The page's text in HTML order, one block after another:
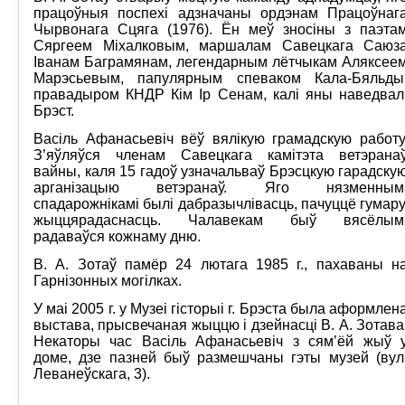
працоўныя поспехі адзначаны ордэнам
Чырвонага Сцяга (1976). Ён меў зносіны з
Сяргеем Міхалковым, маршалам Савецкага
Іванам Баграмянам, легендарным лётчыкам
Марэсьевым, папулярным спеваком Кала-
правадыром КНДР Кім Ір Сенам, калі яны
Брэст.
Васіль Афанасьевіч вёў вялікую грамадскую
З’яўляўся членам Савецкага камітэта
вайны, каля 15 гадоў узначальваў Брэсцкую
арганізацыю ветэранаў. Яго
спадарожнікамі былі дабразычлівасць, пачуццё
жыццярадаснасць. Чалавекам быў
радаваўся кожнаму дню.
В. А. Зотаў памёр 24 лютага 1985 г., пахаваны
Гарнізонных могілках.
У маі 2005 г. у Музеі гісторыі г. Брэста была
выстава, прысвечаная жыццю і дзейнасці В. А.
Некаторы час Васіль Афанасьевіч з сям’ёй жыў
доме, дзе пазней быў размешчаны гэты музей
Леванеўскага, 3).